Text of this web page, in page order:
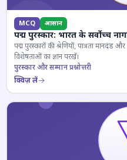
MCQ आसान
पद्म पुरस्कार: भारत के सर्वोच्च
पद्म पुरस्कारों की श्रेणियों, पात्रता मानदंड
विशेषताओं का ज्ञान परखें।
पुरस्कार और सम्मान प्रश्नोत्तरी
क्विज़ लें